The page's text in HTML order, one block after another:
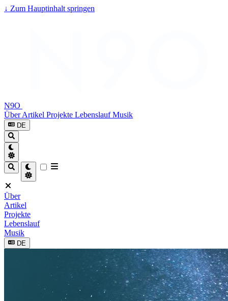
↓ Zum Hauptinhalt springen
N9O
ÜberArtikel Projekte LebenslaufMusik
DE
Über
Artikel
Projekte
Lebenslauf
Musik
DE